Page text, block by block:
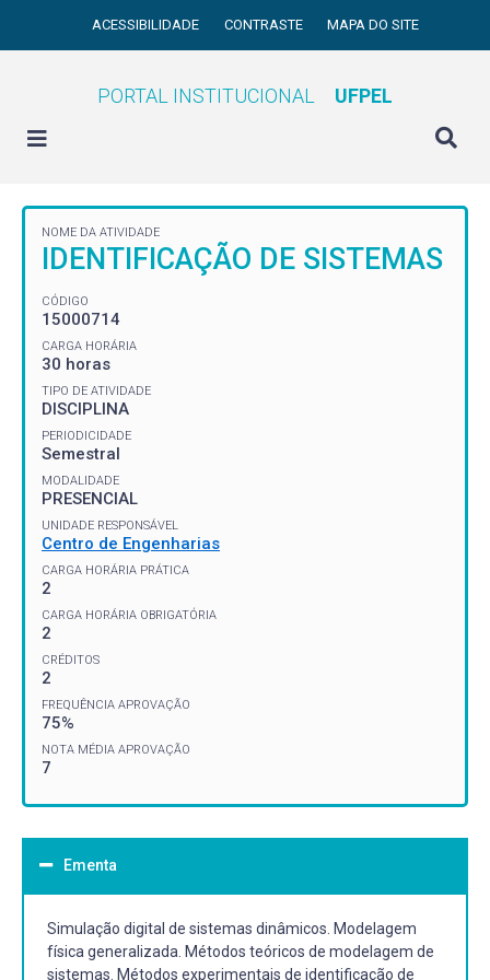
ACESSIBILIDADE CONTRASTE MAPA DO SITE
PORTAL INSTITUCIONAL UFPEL
NOME DA ATIVIDADE
IDENTIFICAÇÃO DE SISTEMAS
CÓDIGO
15000714
CARGA HORÁRIA
30 horas
TIPO DE ATIVIDADE
DISCIPLINA
PERIODICIDADE
Semestral
MODALIDADE
PRESENCIAL
UNIDADE RESPONSÁVEL
Centro de Engenharias
CARGA HORÁRIA PRÁTICA
2
CARGA HORÁRIA OBRIGATÓRIA
2
CRÉDITOS
2
FREQUÊNCIA APROVAÇÃO
75%
NOTA MÉDIA APROVAÇÃO
7
Ementa
Simulação digital de sistemas dinâmicos. Modelagem
física generalizada. Métodos teóricos de modelagem de
sistemas. Métodos experimentais de identificação de